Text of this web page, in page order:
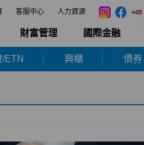
客服中心 人力資源
財富管理 國際金融
ETN 興櫃 債券